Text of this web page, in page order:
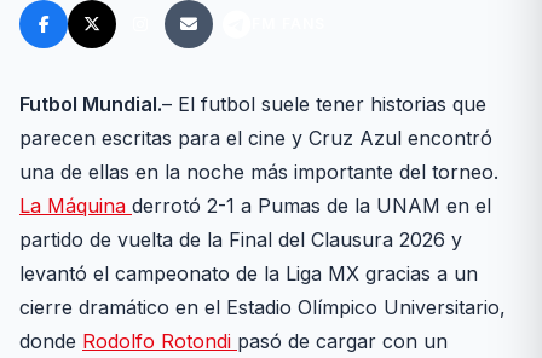
Futbol Mundial.– El futbol suele tener historias que
parecen escritas para el cine y Cruz Azul encontró
una de ellas en la noche más importante del torneo.
La Máquina derrotó 2-1 a Pumas de la UNAM en el
partido de vuelta de la Final del Clausura 2026 y
levantó el campeonato de la Liga MX gracias a un
cierre dramático en el Estadio Olímpico Universitario,
donde Rodolfo Rotondi pasó de cargar con un